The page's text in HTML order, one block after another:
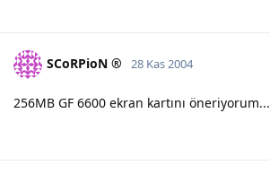
SCoRPioN ® 28 Kas 2004
256MB GF 6600 ekran kartını öneriyorum...